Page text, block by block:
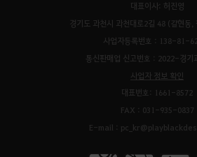
대표이사: 허진영
경기도 과천시 과천대로2길 48 (갈현동,
사업자등록번호 : 138-81-
통신판매업 신고번호 : 2022-경
사업자 정보 확인
대표번호: 1661-8572
FAX : 031-935-0837
E-mail :